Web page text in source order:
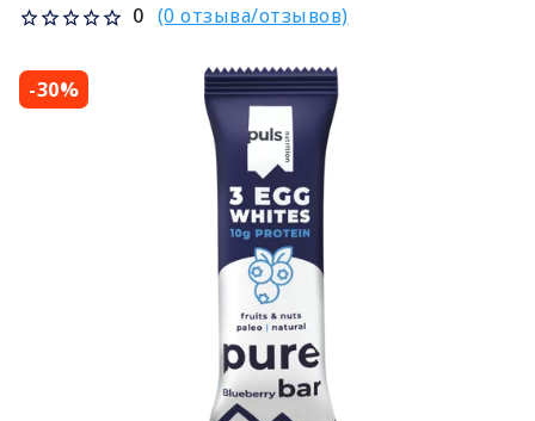
0 (0 отзыва/отзывов)
-30%